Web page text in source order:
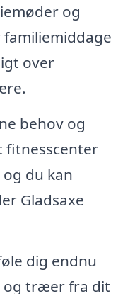
og
over
behov og
fitnesscenter
du kan
Gladsaxe
dig endnu
og træer fra dit